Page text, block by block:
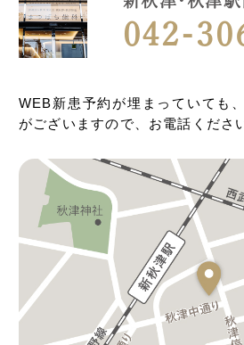
042-
WEB新患予約が埋まっていても
がございますので、お電話くださ